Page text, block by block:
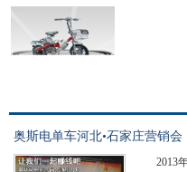
奥斯电单车河北•石家庄营销会
2013